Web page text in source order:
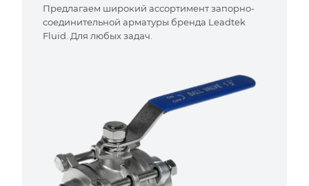
Предлагаем широкий ассортимент запорно-
соединительной арматуры бренда Leadtek
Fluid. Для любых задач.